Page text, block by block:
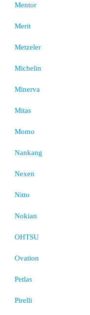
Mentor
Merit
Metzeler
Michelin
Minerva
Mitas
Momo
Nankang
Nexen
Nitto
Nokian
OHTSU
Ovation
Petlas
Pirelli